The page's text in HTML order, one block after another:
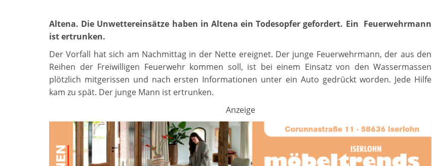
Altena. Die Unwettereinsätze haben in Altena ein Todesopfer gefordert. Ein Feuerwehrmann
ist ertrunken.
Der Vorfall hat sich am Nachmittag in der Nette ereignet. Der junge Feuerwehrmann, der aus den
Reihen der Freiwilligen Feuerwehr kommen soll, ist bei einem Einsatz von den Wassermassen
plötzlich mitgerissen und nach ersten Informationen unter ein Auto gedrückt worden. Jede Hilfe
kam zu spät. Der junge Mann ist ertrunken.
Anzeige